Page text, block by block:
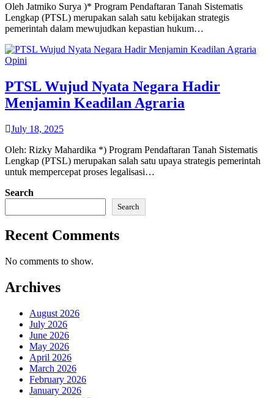
Oleh Jatmiko Surya )* Program Pendaftaran Tanah Sistematis
Lengkap (PTSL) merupakan salah satu kebijakan strategis
pemerintah dalam mewujudkan kepastian hukum…
Opini
PTSL Wujud Nyata Negara Hadir
Menjamin Keadilan Agraria
July 18, 2025
Oleh: Rizky Mahardika *) Program Pendaftaran Tanah Sistematis
Lengkap (PTSL) merupakan salah satu upaya strategis pemerintah
untuk mempercepat proses legalisasi…
Search
Search
Recent Comments
No comments to show.
Archives
August 2026
July 2026
June 2026
May 2026
April 2026
March 2026
February 2026
January 2026